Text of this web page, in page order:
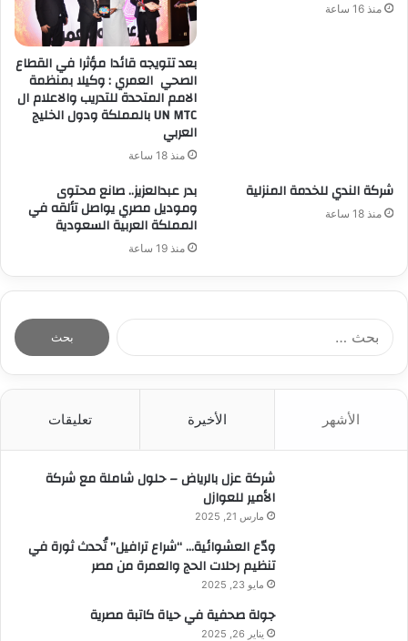
منذ 16 ساعة
بعد تتويجه قائدا مؤثرا في القطاع
الصحي العمري : وكيلا بمنظمة
الامم المتحدة للتدريب والاعلام ال
UN MTC بالمملكة ودول الخليج
العربي
منذ 18 ساعة
شركة الندي للخدمة المنزلية
منذ 18 ساعة
بدر عبدالعزيز.. صانع محتوى
وموديل مصري يواصل تألقه في
المملكة العربية السعودية
منذ 19 ساعة
الأشهر الأخيرة تعليقات
شركة عزل بالرياض – حلول شاملة مع شركة
الأمير للعوازل
مارس 21, 2025
ودّع العشوائية… “شراع ترافيل” تُحدث ثورة في
تنظيم رحلات الحج والعمرة من مصر
مايو 23, 2025
جولة صحفية في حياة كاتبة مصرية
يناير 26, 2025